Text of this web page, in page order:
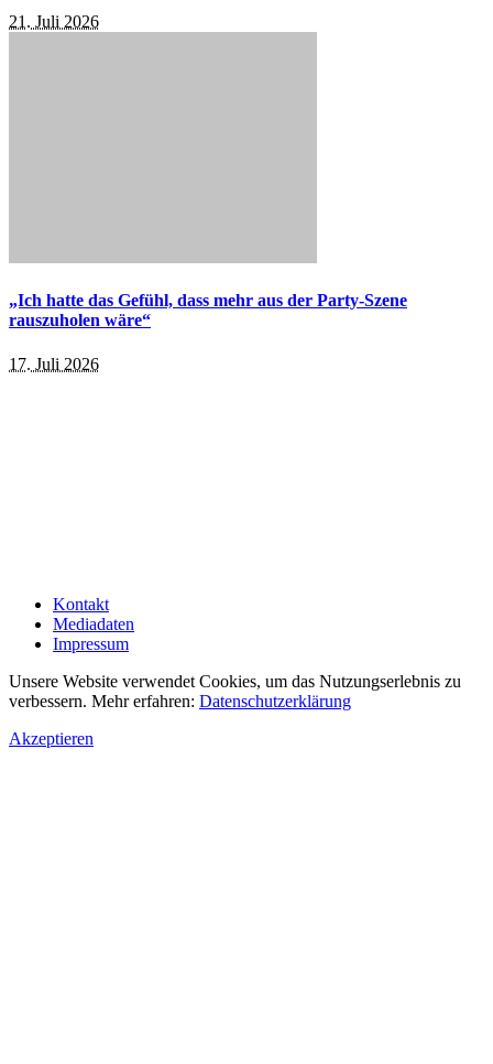
21. Juli 2026
„Ich hatte das Gefühl, dass mehr aus der Party-Szene
rauszuholen wäre“
17. Juli 2026
Kontakt
Mediadaten
Impressum
Unsere Website verwendet Cookies, um das Nutzungserlebnis zu
verbessern. Mehr erfahren: Datenschutzerklärung
Akzeptieren